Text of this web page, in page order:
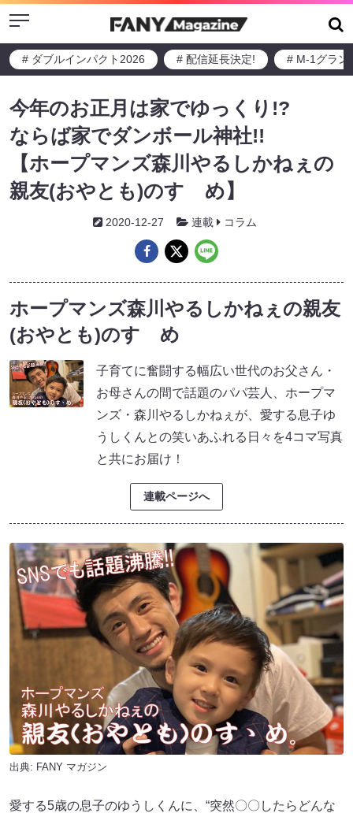
Menu
# ダブルインパクト2026 # 配信延長決定! # M-1グラン
今年のお正月は家でゆっくり!?
ならば家でダンボール神社!!
【ホープマンズ森川やるしかねぇの
親友(おやとも)のすゝめ】
2020-12-27 連載 コラム
ホープマンズ森川やるしかねぇの親友
(おやとも)のすゝめ
子育てに奮闘する幅広い世代のお父さん・
お母さんの間で話題のパパ芸人、ホープマ
ンズ・森川やるしかねぇが、愛する息子ゆ
うしくんとの笑いあふれる日々を4コマ写真
と共にお届け！
連載ページへ
出典: FANY マガジン
愛する5歳の息子のゆうしくんに、“突然〇〇したらどんな